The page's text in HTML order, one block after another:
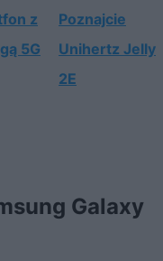
z
5G
Poznajcie
Unihertz Jelly
2E
Galaxy